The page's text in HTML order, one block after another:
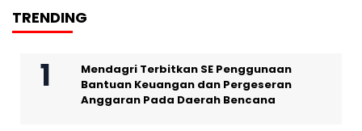
TRENDING
Mendagri Terbitkan SE Penggunaan
Bantuan Keuangan dan Pergeseran
Anggaran Pada Daerah Bencana